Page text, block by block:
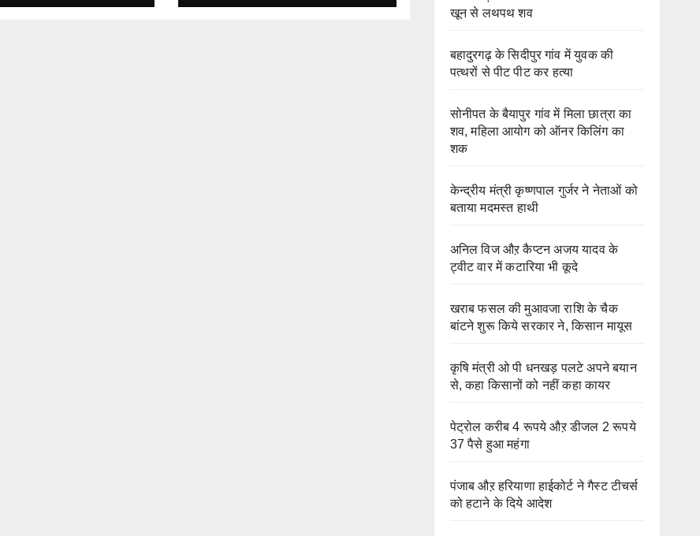
खून से लथपथ शव
बहादुरगढ़ के सिदीपुर गांव में युवक की
पत्थरों से पीट पीट कर हत्या
सोनीपत के बैयापुर गांव में मिला छात्रा का
शव, महिला आयोग को ऑनर किलिंग का
शक
केन्द्रीय मंत्री कृष्णपाल गुर्जर ने नेताओं को
बताया मदमस्त हाथी
अनिल विज औऱ कैप्टन अजय यादव के
ट्वीट वार में कटारिया भी कूदे
खराब फसल की मुआवजा राशि के चैक
बांटने शुरू किये सरकार ने, किसान मायूस
कृषि मंत्री ओ पी धनखड़ पलटे अपने बयान
से, कहा किसानों को नहीं कहा कायर
पेट्रोल करीब 4 रूपये औऱ डीजल 2 रूपये
37 पैसे हुआ महंगा
पंजाब औऱ हरियाणा हाईकोर्ट ने गैस्ट टीचर्स
को हटाने के दिये आदेश